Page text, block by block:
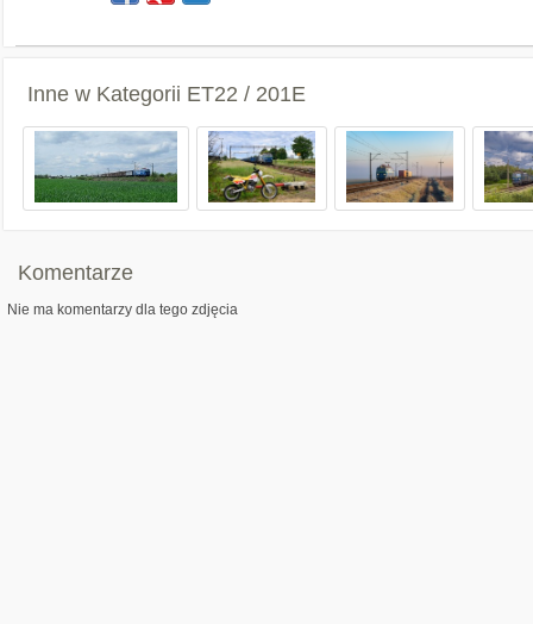
Inne w Kategorii ET22 / 201E
Komentarze
Nie ma komentarzy dla tego zdjęcia